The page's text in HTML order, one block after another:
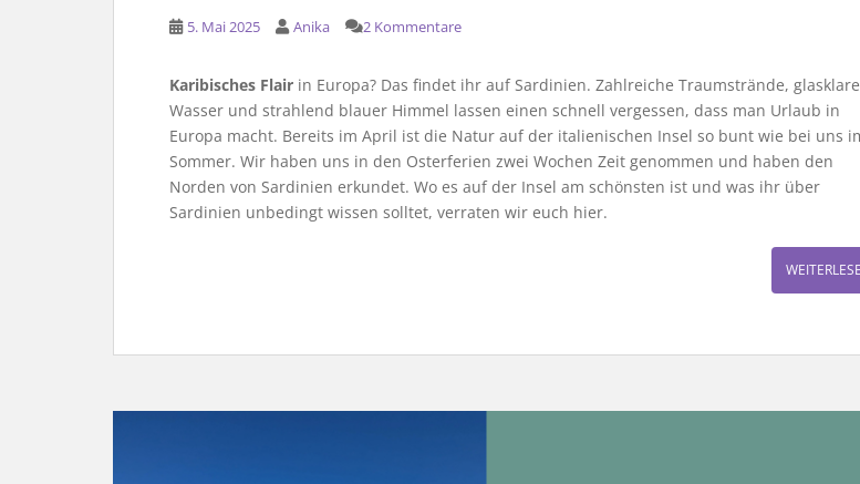
5. Mai 2025 Anika 2 Kommentare
Karibisches Flair in Europa? Das findet ihr auf Sardinien. Zahlreiche Traumstrände,
Wasser und strahlend blauer Himmel lassen einen schnell vergessen, dass man Urlaub in
Europa macht. Bereits im April ist die Natur auf der italienischen Insel so bunt wie bei uns
Sommer. Wir haben uns in den Osterferien zwei Wochen Zeit genommen und haben den
Norden von Sardinien erkundet. Wo es auf der Insel am schönsten ist und was ihr über
Sardinien unbedingt wissen solltet, verraten wir euch hier.